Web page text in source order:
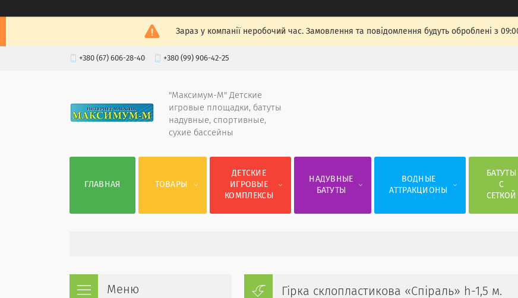
Зараз у компанії неробочий час. Замовлення та повідомлення будуть оброблені з
+380 (67) 606-28-40 +380 (99) 906-42-25
"Максимум-М" Детские
игровые площадки, батуты
надувные, спортивные,
сухие бассейны
ГЛАВНАЯ ТОВАРЫ
ДЕТСКИЕ
ИГРОВЫЕ
КОМПЛЕКСЫ
НАДУВНЫЕ
БАТУТЫ
ВОДНЫЕ
АТТРАКЦИОНЫ
БАТУТЫ
С
СЕТКОЙ
Гірка склопластикова «Спіраль» h-1,5 м.